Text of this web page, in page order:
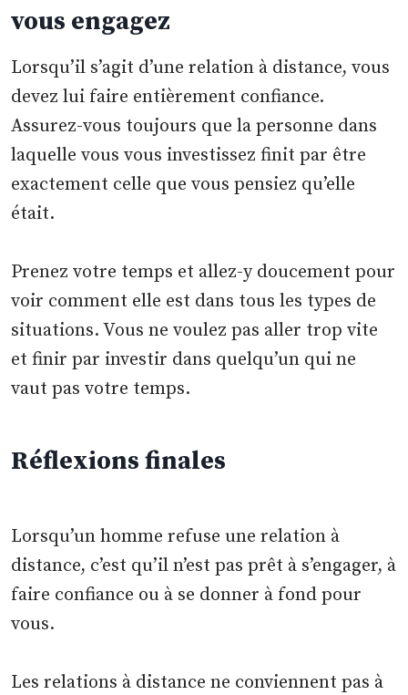
vous engagez
Lorsqu’il s’agit d’une relation à distance, vous
devez lui faire entièrement confiance.
Assurez-vous toujours que la personne dans
laquelle vous vous investissez finit par être
exactement celle que vous pensiez qu’elle
était.
Prenez votre temps et allez-y doucement pour
voir comment elle est dans tous les types de
situations. Vous ne voulez pas aller trop vite
et finir par investir dans quelqu’un qui ne
vaut pas votre temps.
Réflexions finales
Lorsqu’un homme refuse une relation à
distance, c’est qu’il n’est pas prêt à s’engager, à
faire confiance ou à se donner à fond pour
vous.
Les relations à distance ne conviennent pas à